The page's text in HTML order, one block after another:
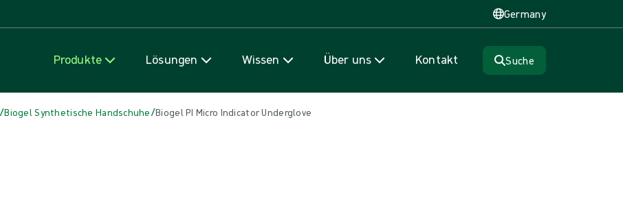
Germany
Produkte Lösungen Wissen Über uns Kontakt Suche
/Biogel Synthetische Handschuhe/Biogel PI Micro Indicator Underglove